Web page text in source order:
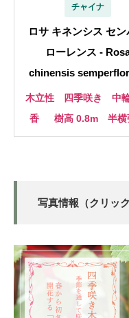
チャイナ
ロサ キネンシス セン
ローレンス -
chinensis
木立性 四季咲き 中
香
樹高 0.8m 半横
写真情報（クリック